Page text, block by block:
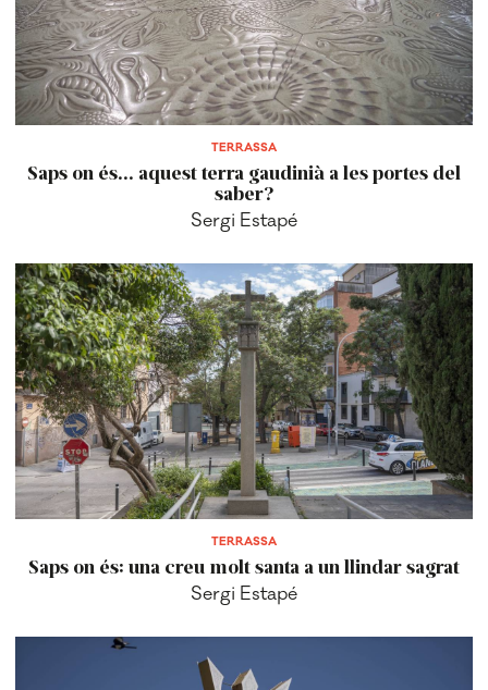
TERRASSA
Saps on és... aquest terra gaudinià a les portes del
saber?
Sergi Estapé
TERRASSA
Saps on és: una creu molt santa a un llindar sagrat
Sergi Estapé